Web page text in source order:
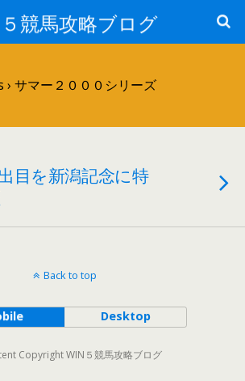
５競馬攻略ブログ
› サマー２０００シリーズ
目を新潟記念に特
Back to top
Desktop
Copyright WIN５競馬攻略ブログ